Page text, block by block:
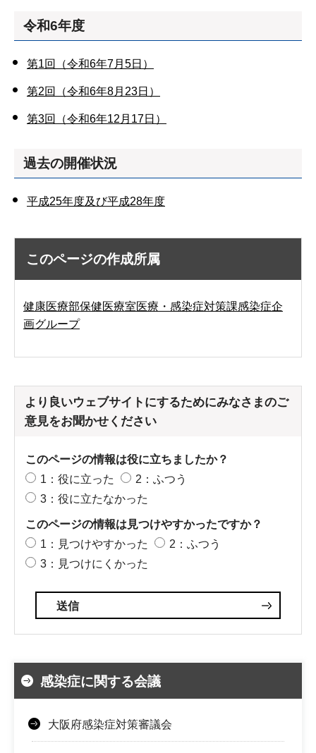
令和6年度
第1回（令和6年7月5日）
第2回（令和6年8月23日）
第3回（令和6年12月17日）
過去の開催状況
平成25年度及び平成28年度
このページの作成所属
健康医療部保健医療室医療・感染症対策課感染症企
画グループ
より良いウェブサイトにするためにみなさまのご
意見をお聞かせください
このページの情報は役に立ちましたか？
1：役に立った
2：ふつう
3：役に立たなかった
このページの情報は見つけやすかったですか？
1：見つけやすかった
2：ふつう
3：見つけにくかった
感染症に関する会議
大阪府感染症対策審議会